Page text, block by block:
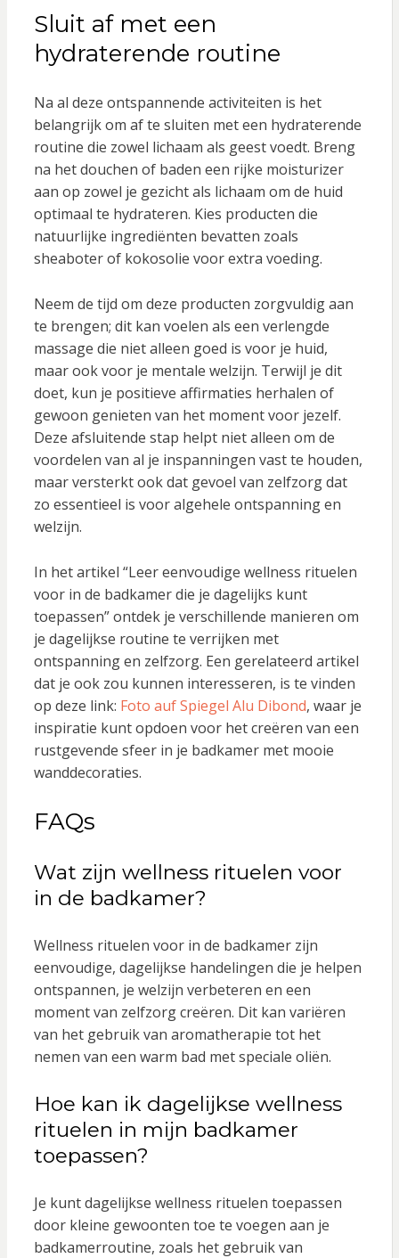
Sluit af met een
hydraterende routine
Na al deze ontspannende activiteiten is het
belangrijk om af te sluiten met een hydraterende
routine die zowel lichaam als geest voedt. Breng
na het douchen of baden een rijke moisturizer
aan op zowel je gezicht als lichaam om de huid
optimaal te hydrateren. Kies producten die
natuurlijke ingrediënten bevatten zoals
sheaboter of kokosolie voor extra voeding.
Neem de tijd om deze producten zorgvuldig aan
te brengen; dit kan voelen als een verlengde
massage die niet alleen goed is voor je huid,
maar ook voor je mentale welzijn. Terwijl je dit
doet, kun je positieve affirmaties herhalen of
gewoon genieten van het moment voor jezelf.
Deze afsluitende stap helpt niet alleen om de
voordelen van al je inspanningen vast te houden,
maar versterkt ook dat gevoel van zelfzorg dat
zo essentieel is voor algehele ontspanning en
welzijn.
In het artikel “Leer eenvoudige wellness rituelen
voor in de badkamer die je dagelijks kunt
toepassen” ontdek je verschillende manieren om
je dagelijkse routine te verrijken met
ontspanning en zelfzorg. Een gerelateerd artikel
dat je ook zou kunnen interesseren, is te vinden
op deze link: Foto auf Spiegel Alu Dibond, waar je
inspiratie kunt opdoen voor het creëren van een
rustgevende sfeer in je badkamer met mooie
wanddecoraties.
FAQs
Wat zijn wellness rituelen voor
in de badkamer?
Wellness rituelen voor in de badkamer zijn
eenvoudige, dagelijkse handelingen die je helpen
ontspannen, je welzijn verbeteren en een
moment van zelfzorg creëren. Dit kan variëren
van het gebruik van aromatherapie tot het
nemen van een warm bad met speciale oliën.
Hoe kan ik dagelijkse wellness
rituelen in mijn badkamer
toepassen?
Je kunt dagelijkse wellness rituelen toepassen
door kleine gewoonten toe te voegen aan je
badkamerroutine, zoals het gebruik van